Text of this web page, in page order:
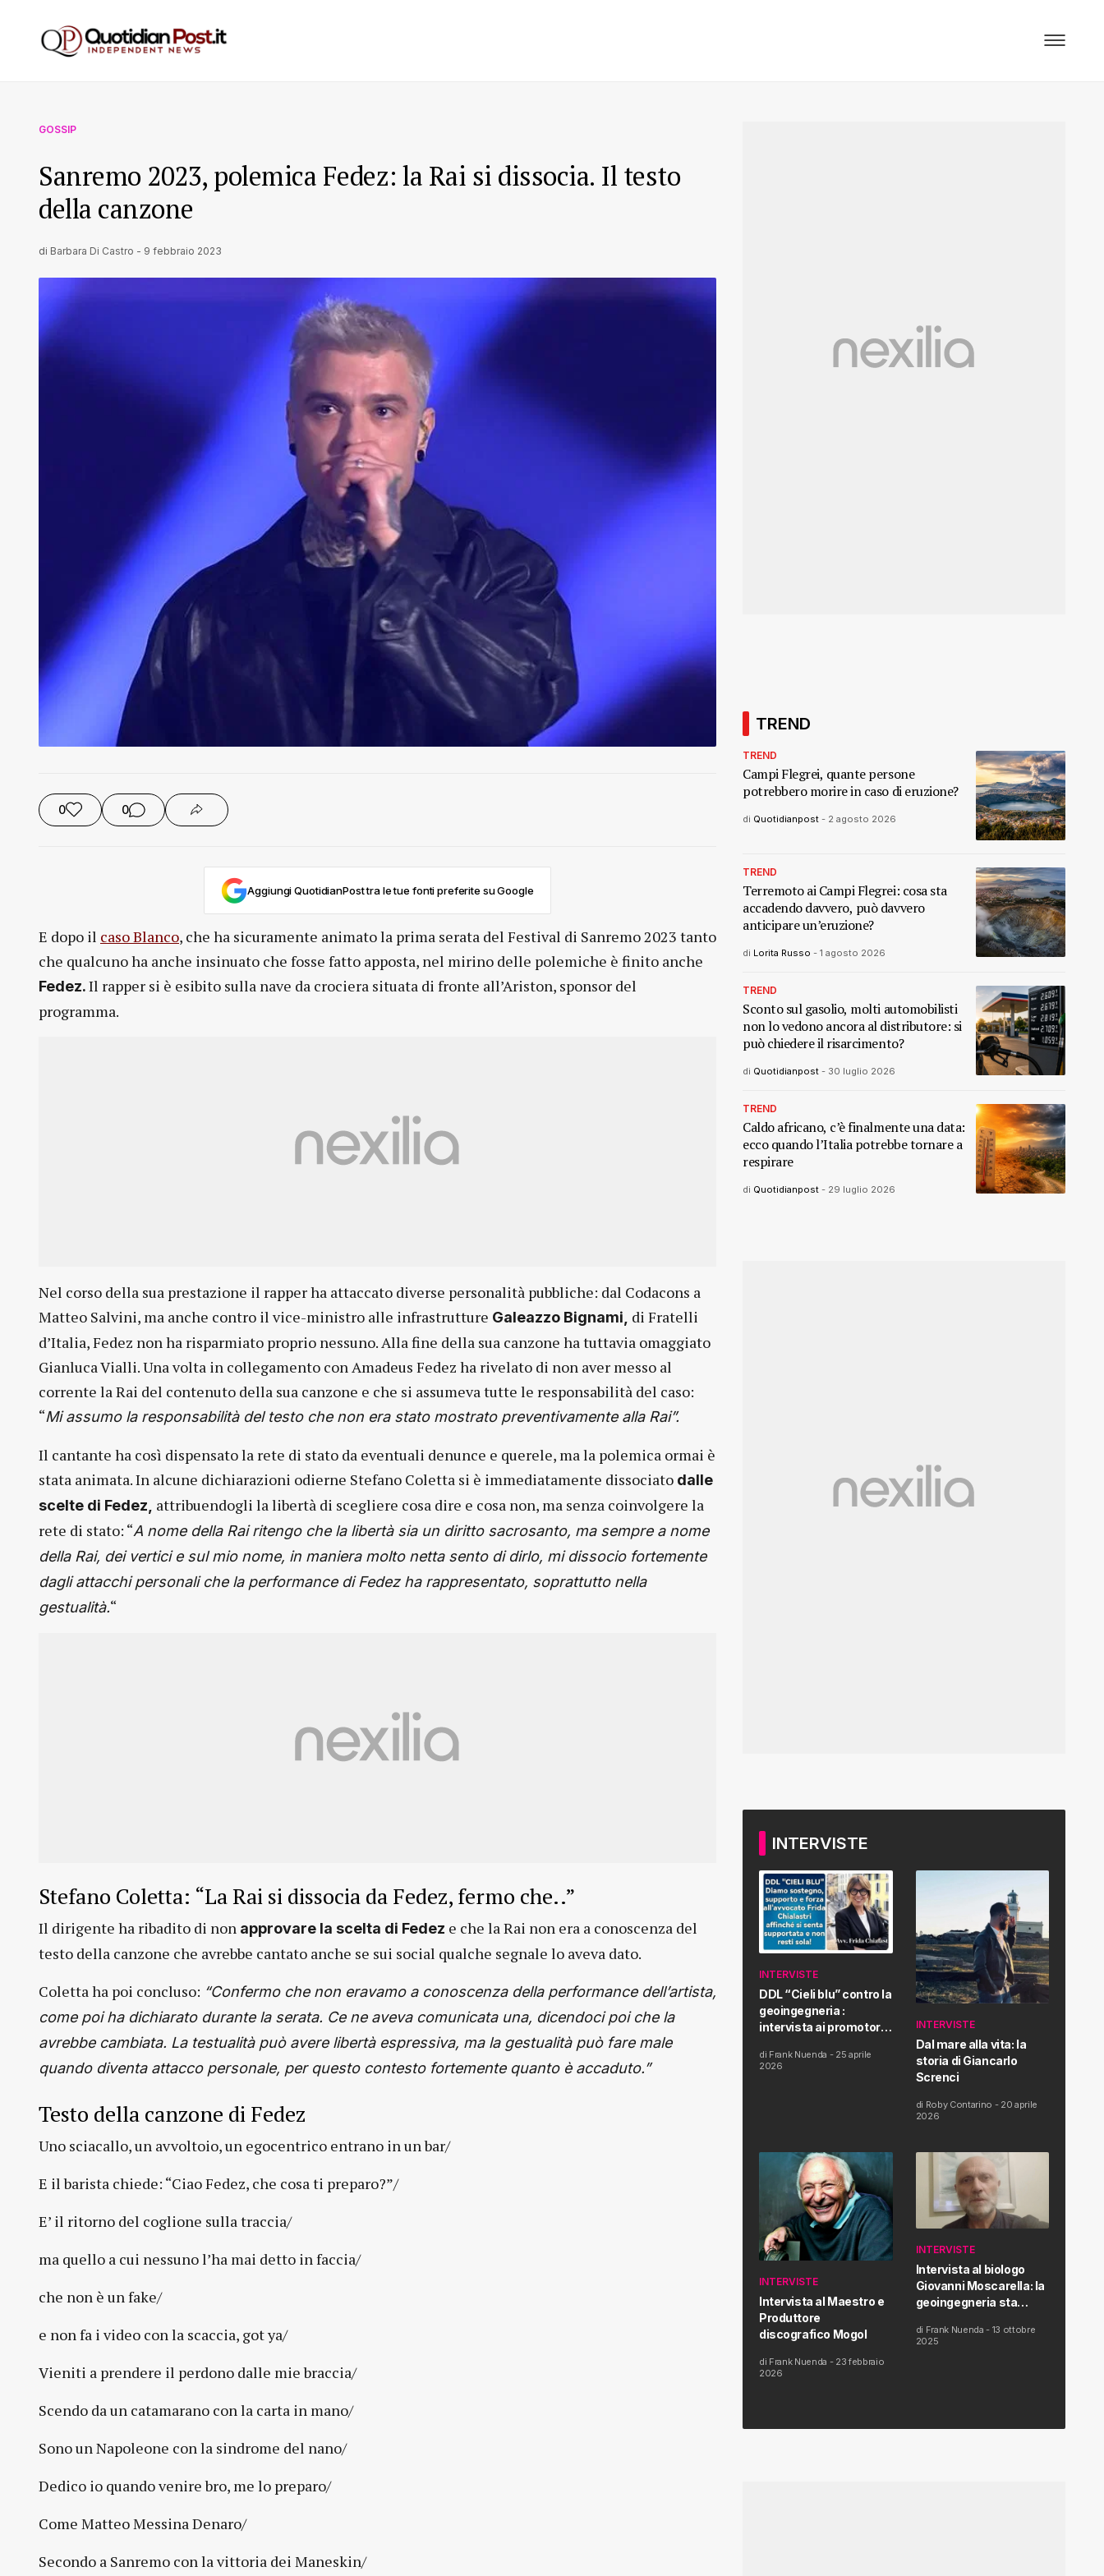
GOSSIP
Sanremo 2023, polemica Fedez: la Rai si dissocia. Il testo
della canzone
di Barbara Di Castro - 9 febbraio 2023
0 0
Aggiungi QuotidianPost tra le tue fonti preferite su Google
E dopo il caso Blanco, che ha sicuramente animato la prima serata del Festival di Sanremo 2023 tanto
che qualcuno ha anche insinuato che fosse fatto apposta, nel mirino delle polemiche è finito anche
Fedez.Il rapper si è esibito sulla nave da crociera situata di fronte all’Ariston, sponsor del
programma.
Nel corso della sua prestazione il rapper ha attaccato diverse personalità pubbliche: dal Codacons a
Matteo Salvini, ma anche contro il vice-ministro alle infrastrutture Galeazzo Bignami, di Fratelli
d’Italia, Fedez non ha risparmiato proprio nessuno. Alla fine della sua canzone ha tuttavia omaggiato
Gianluca Vialli. Una volta in collegamento con Amadeus Fedez ha rivelato di non aver messo al
corrente la Rai del contenuto della sua canzone e che si assumeva tutte le responsabilità del caso:
“Mi assumo la responsabilità del testo che non era stato mostrato preventivamente alla Rai”.
Il cantante ha così dispensato la rete di stato da eventuali denunce e querele, ma la polemica ormai è
stata animata. In alcune dichiarazioni odierne Stefano Coletta si è immediatamente dissociato dalle
scelte di Fedez, attribuendogli la libertà di scegliere cosa dire e cosa non, ma senza coinvolgere la
rete di stato: “A nome della Rai ritengo che la libertà sia un diritto sacrosanto, ma sempre a nome
della Rai, dei vertici e sul mio nome, in maniera molto netta sento di dirlo, mi dissocio fortemente
dagli attacchi personali che la performance di Fedez ha rappresentato, soprattutto nella
gestualità.“
Stefano Coletta: “La Rai si dissocia da Fedez, fermo che..”
Il dirigente ha ribadito di non approvare la scelta di Fedez e che la Rai non era a conoscenza del
testo della canzone che avrebbe cantato anche se sui social qualche segnale lo aveva dato.
Coletta ha poi concluso: “Confermo che non eravamo a conoscenza della performance dell’artista,
come poi ha dichiarato durante la serata. Ce ne aveva comunicata una, dicendoci poi che la
avrebbe cambiata. La testualità può avere libertà espressiva, ma la gestualità può fare male
quando diventa attacco personale, per questo contesto fortemente quanto è accaduto.”
Testo della canzone di Fedez
Uno sciacallo, un avvoltoio, un egocentrico entrano in un bar/
E il barista chiede: “Ciao Fedez, che cosa ti preparo?”/
E’ il ritorno del coglione sulla traccia/
ma quello a cui nessuno l’ha mai detto in faccia/
che non è un fake/
e non fa i video con la scaccia, got ya/
Vieniti a prendere il perdono dalle mie braccia/
Scendo da un catamarano con la carta in mano/
Sono un Napoleone con la sindrome del nano/
Dedico io quando venire bro, me lo preparo/
Come Matteo Messina Denaro/
Secondo a Sanremo con la vittoria dei Maneskin/
TREND
TREND
Campi Flegrei, quante persone
potrebbero morire in caso di eruzione?
di Quotidianpost - 2 agosto 2026
TREND
Terremoto ai Campi Flegrei: cosa sta
accadendo davvero, può davvero
anticipare un’eruzione?
di Lorita Russo - 1 agosto 2026
TREND
Sconto sul gasolio, molti automobilisti
non lo vedono ancora al distributore: si
può chiedere il risarcimento?
di Quotidianpost - 30 luglio 2026
TREND
Caldo africano, c’è finalmente una data:
ecco quando l’Italia potrebbe tornare a
respirare
di Quotidianpost - 29 luglio 2026
INTERVISTE
INTERVISTE
DDL “Cieli blu” contro la
geoingegneria :
intervista ai promotori
Proposta di Legge
di Frank Nuenda - 25 aprile
2026
INTERVISTE
Dal mare alla vita: la
storia di Giancarlo
Screnci
di Roby Contarino - 20 aprile
2026
INTERVISTE
Intervista al Maestro e
Produttore
discografico Mogol
di Frank Nuenda - 23 febbraio
2026
INTERVISTE
Intervista al biologo
Giovanni Moscarella: la
geoingegneria sta
salute dell’uomo
di Frank Nuenda - 13 ottobre
2025